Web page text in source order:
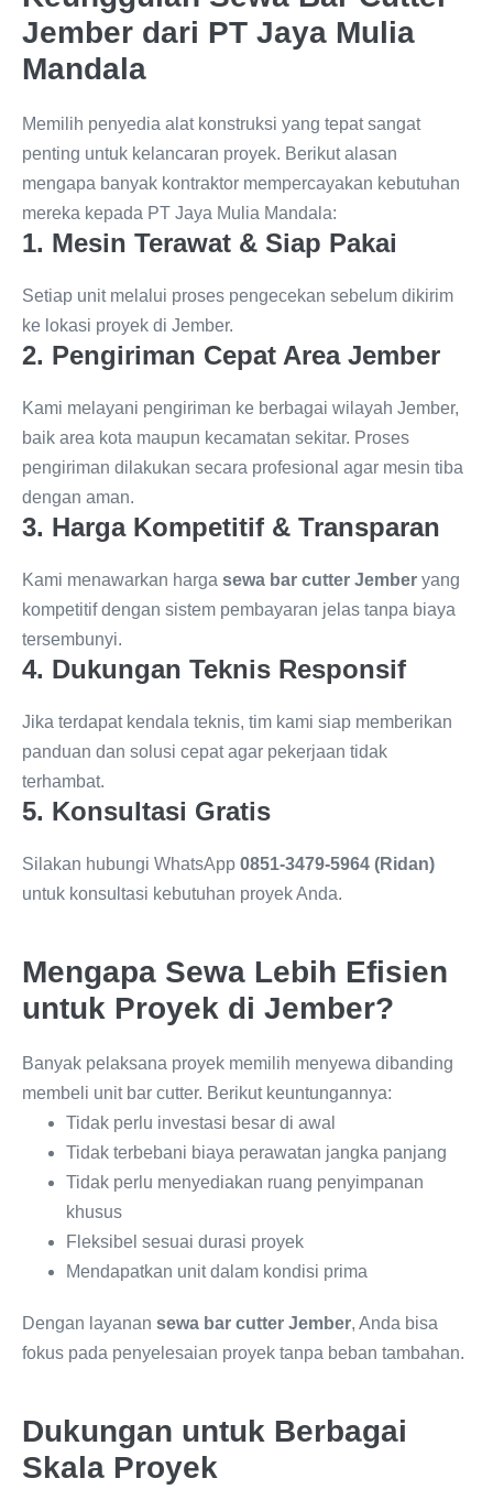
Jember dari PT Jaya Mulia
Mandala
Memilih penyedia alat konstruksi yang tepat sangat
penting untuk kelancaran proyek. Berikut alasan
mengapa banyak kontraktor mempercayakan kebutuhan
mereka kepada PT Jaya Mulia Mandala:
1. Mesin Terawat & Siap Pakai
Setiap unit melalui proses pengecekan sebelum dikirim
ke lokasi proyek di Jember.
2. Pengiriman Cepat Area Jember
Kami melayani pengiriman ke berbagai wilayah Jember,
baik area kota maupun kecamatan sekitar. Proses
pengiriman dilakukan secara profesional agar mesin tiba
dengan aman.
3. Harga Kompetitif & Transparan
Kami menawarkan harga sewa bar cutter Jember yang
kompetitif dengan sistem pembayaran jelas tanpa biaya
tersembunyi.
4. Dukungan Teknis Responsif
Jika terdapat kendala teknis, tim kami siap memberikan
panduan dan solusi cepat agar pekerjaan tidak
terhambat.
5. Konsultasi Gratis
Silakan hubungi WhatsApp 0851-3479-5964 (Ridan)
untuk konsultasi kebutuhan proyek Anda.
Mengapa Sewa Lebih Efisien
untuk Proyek di Jember?
Banyak pelaksana proyek memilih menyewa dibanding
membeli unit bar cutter. Berikut keuntungannya:
Tidak perlu investasi besar di awal
Tidak terbebani biaya perawatan jangka panjang
Tidak perlu menyediakan ruang penyimpanan
khusus
Fleksibel sesuai durasi proyek
Mendapatkan unit dalam kondisi prima
Dengan layanan sewa bar cutter Jember, Anda bisa
fokus pada penyelesaian proyek tanpa beban tambahan.
Dukungan untuk Berbagai
Skala Proyek